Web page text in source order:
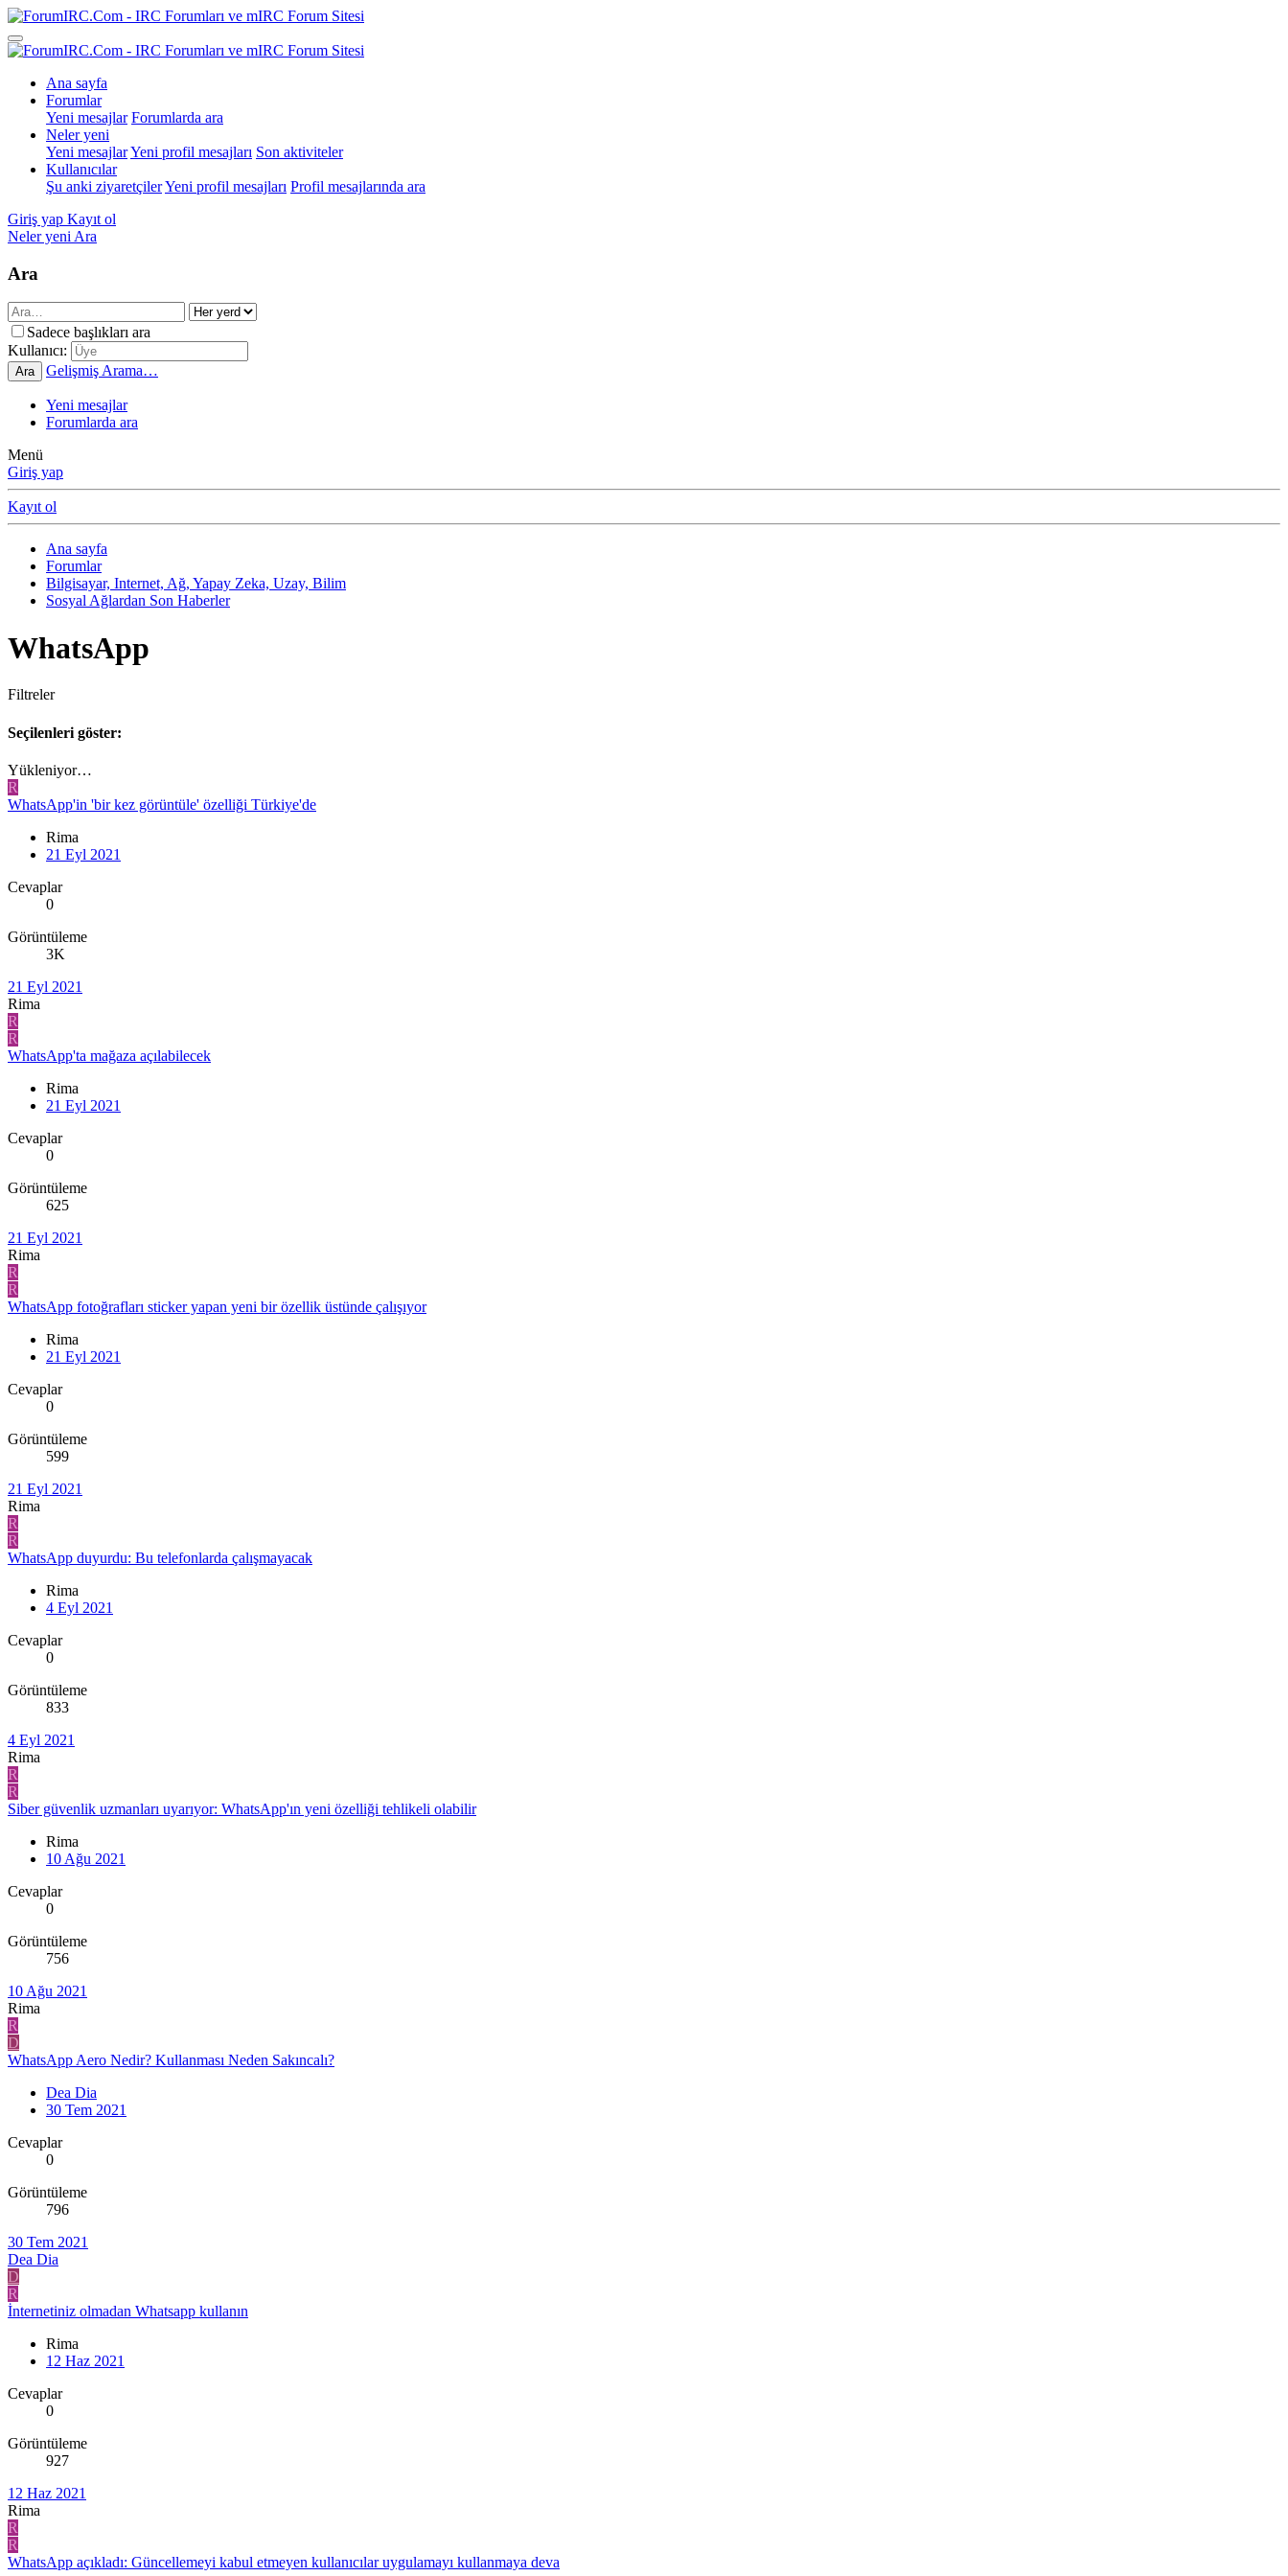
Ana sayfa
Forumlar
Yeni mesajlar Forumlarda ara
Neler yeni
Yeni mesajlarYeni profil mesajları Son aktiviteler
Kullanıcılar
Şu anki ziyaretçilerYeni profil mesajları Profil mesajlarında ara
Giriş yap Kayıt ol
Neler yeni Ara
Ara
Sadece başlıkları ara
Kullanıcı:
Ara Gelişmiş Arama…
Yeni mesajlar
Forumlarda ara
Menü
Giriş yap
Kayıt ol
Ana sayfa
Forumlar
Bilgisayar, Internet, Ağ, Yapay Zeka, Uzay, Bilim
Sosyal Ağlardan Son Haberler
WhatsApp
Filtreler
Seçilenleri göster:
Yükleniyor…
R
WhatsApp'in 'bir kez görüntüle' özelliği Türkiye'de
Rima
21 Eyl 2021
Cevaplar
0
Görüntüleme
3K
21 Eyl 2021
Rima
R
R
WhatsApp'ta mağaza açılabilecek
Rima
21 Eyl 2021
Cevaplar
0
Görüntüleme
625
21 Eyl 2021
Rima
R
R
WhatsApp fotoğrafları sticker yapan yeni bir özellik üstünde çalışıyor
Rima
21 Eyl 2021
Cevaplar
0
Görüntüleme
599
21 Eyl 2021
Rima
R
R
WhatsApp duyurdu: Bu telefonlarda çalışmayacak
Rima
4 Eyl 2021
Cevaplar
0
Görüntüleme
833
4 Eyl 2021
Rima
R
R
Siber güvenlik uzmanları uyarıyor: WhatsApp'ın yeni özelliği tehlikeli olabilir
Rima
10 Ağu 2021
Cevaplar
0
Görüntüleme
756
10 Ağu 2021
Rima
R
D
WhatsApp Aero Nedir? Kullanması Neden Sakıncalı?
Dea Dia
30 Tem 2021
Cevaplar
0
Görüntüleme
796
30 Tem 2021
Dea Dia
D
R
İnternetiniz olmadan Whatsapp kullanın
Rima
12 Haz 2021
Cevaplar
0
Görüntüleme
927
12 Haz 2021
Rima
R
R
WhatsApp açıkladı: Güncellemeyi kabul etmeyen kullanıcılar uygulamayı kullanmaya deva